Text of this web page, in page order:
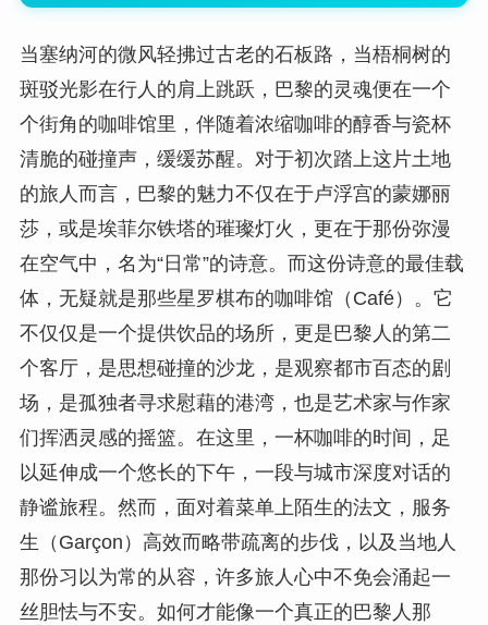
当塞纳河的微风轻拂过古老的石板路，当梧桐树的
斑驳光影在行人的肩上跳跃，巴黎的灵魂便在一个
个街角的咖啡馆里，伴随着浓缩咖啡的醇香与瓷杯
清脆的碰撞声，缓缓苏醒。对于初次踏上这片土地
的旅人而言，巴黎的魅力不仅在于卢浮宫的蒙娜丽
莎，或是埃菲尔铁塔的璀璨灯火，更在于那份弥漫
在空气中，名为“日常”的诗意。而这份诗意的最佳载
体，无疑就是那些星罗棋布的咖啡馆（Café）。它
不仅仅是一个提供饮品的场所，更是巴黎人的第二
个客厅，是思想碰撞的沙龙，是观察都市百态的剧
场，是孤独者寻求慰藉的港湾，也是艺术家与作家
们挥洒灵感的摇篮。在这里，一杯咖啡的时间，足
以延伸成一个悠长的下午，一段与城市深度对话的
静谧旅程。然而，面对着菜单上陌生的法文，服务
生（Garçon）高效而略带疏离的步伐，以及当地人
那份习以为常的从容，许多旅人心中不免会涌起一
丝胆怯与不安。如何才能像一个真正的巴黎人那